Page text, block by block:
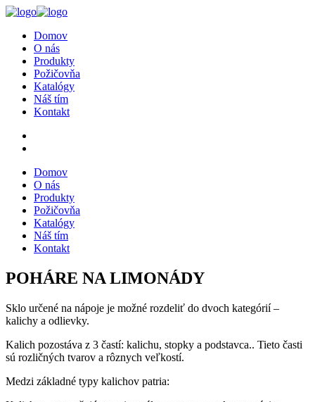
Domov
O nás
Produkty
Požičovňa
Katalógy
Náš tím
Kontakt
Domov
O nás
Produkty
Požičovňa
Katalógy
Náš tím
Kontakt
POHÁRE NA LIMONÁDY
Sklo určené na nápoje je možné rozdeliť do dvoch kategórií –
kalichy a odlievky.
Kalich pozostáva z 3 častí: kalichu, stopky a podstavca.. Tieto časti
sú rozličných tvarov a rôznych veľkostí.
Medzi základné typy kalichov patria: